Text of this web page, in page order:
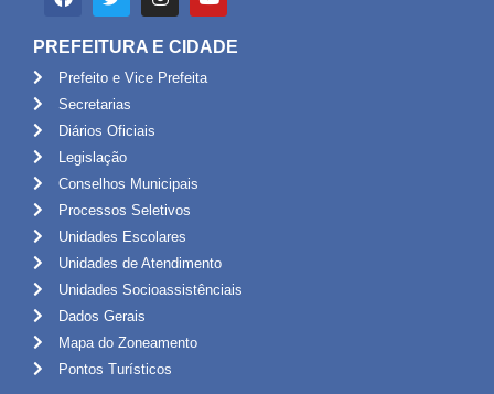
PREFEITURA E CIDADE
Prefeito e Vice Prefeita
Secretarias
Diários Oficiais
Legislação
Conselhos Municipais
Processos Seletivos
Unidades Escolares
Unidades de Atendimento
Unidades Socioassistênciais
Dados Gerais
Mapa do Zoneamento
Pontos Turísticos